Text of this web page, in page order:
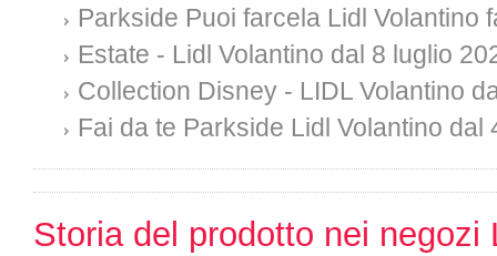
Parkside Puoi farcela Lidl Volantino
Estate - Lidl Volantino dal 8 luglio
Collection Disney - LIDL Volantino
Fai da te Parkside Lidl Volantino dal
Storia del prodotto nei negozi